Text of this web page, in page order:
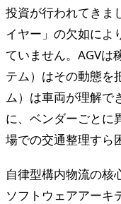
投資が行われてきま
イヤー」の欠如によ
ていません。AGVは
テム）はその動態を
ム）は車両が理解で
に、ベンダーごとに
場での交通整理すら
自律型構内物流の核
ソフトウェアアーキ